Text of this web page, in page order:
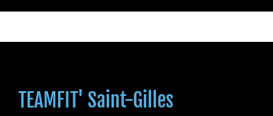
TEAMFIT' Saint-Gilles